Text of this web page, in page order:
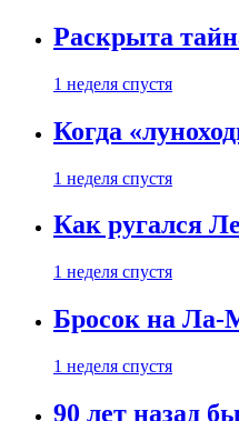
Раскрыта
1 неделя спустя
Когда
1 неделя спустя
Как ругался
1 неделя спустя
Бросок на Ла-
1 неделя спустя
90 лет назад